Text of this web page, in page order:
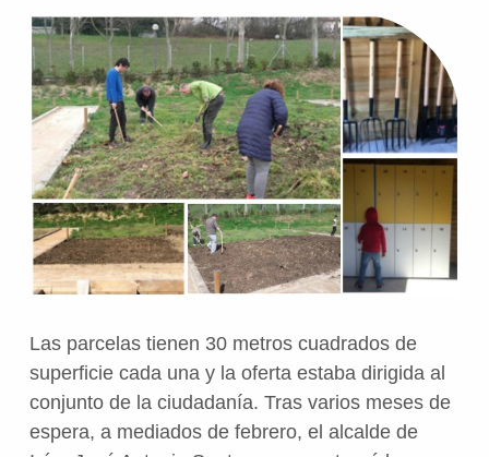
Las parcelas tienen 30 metros cuadrados de
superficie cada una y la oferta estaba dirigida al
conjunto de la ciudadanía. Tras varios meses de
espera, a mediados de febrero, el alcalde de